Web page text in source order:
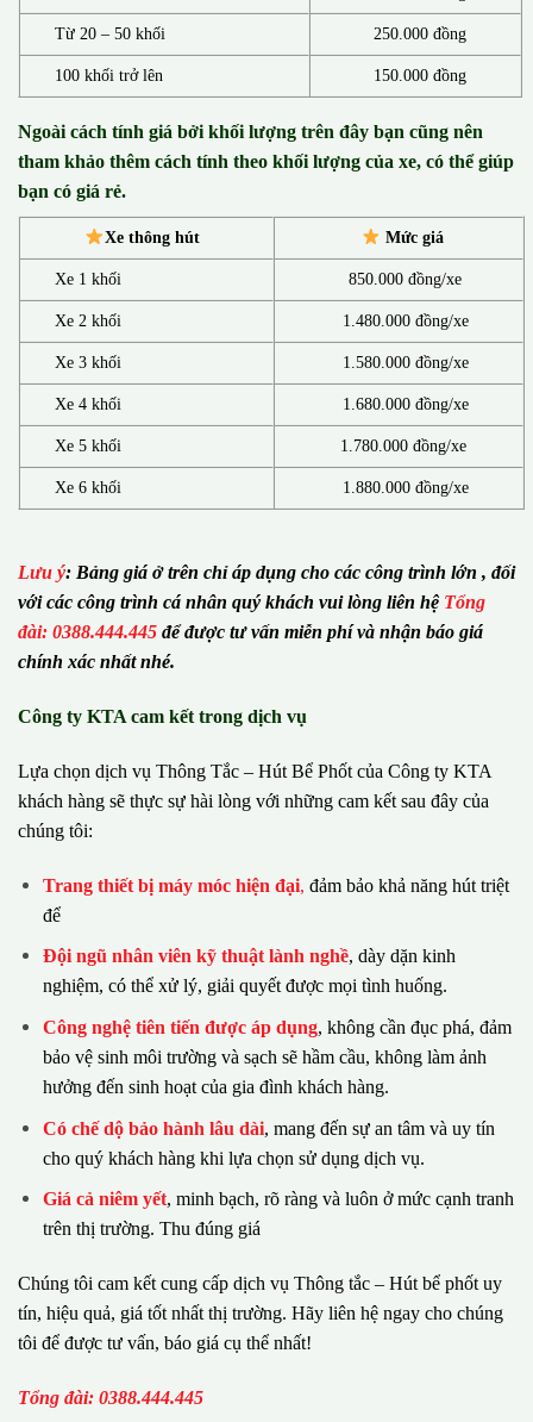
Từ 20 – 50 khối 250.000 đồng
100 khối trở lên 150.000 đồng
Ngoài cách tính giá bởi khối lượng trên đây bạn cũng nên
tham khảo thêm cách tính theo khối lượng của xe, có thể giúp
bạn có giá rẻ.
Xe thông hút Mức giá
Xe 1 khối 850.000 đồng/xe
Xe 2 khối 1.480.000 đồng/xe
Xe 3 khối 1.580.000 đồng/xe
Xe 4 khối 1.680.000 đồng/xe
Xe 5 khối 1.780.000 đồng/xe
Xe 6 khối 1.880.000 đồng/xe
Lưu ý: Bảng giá ở trên chỉ áp dụng cho các công trình lớn , đối
với các công trình cá nhân quý khách vui lòng liên hệ Tổng
đài: 0388.444.445 để được tư vấn miễn phí và nhận báo giá
chính xác nhất nhé.
Công ty KTA cam kết trong dịch vụ
Lựa chọn dịch vụ Thông Tắc – Hút Bể Phốt của Công ty KTA
khách hàng sẽ thực sự hài lòng với những cam kết sau đây của
chúng tôi:
Trang thiết bị máy móc hiện đại, đảm bảo khả năng hút triệt
để
Đội ngũ nhân viên kỹ thuật lành nghề, dày dặn kinh
nghiệm, có thể xử lý, giải quyết được mọi tình huống.
Công nghệ tiên tiến được áp dụng, không cần đục phá, đảm
bảo vệ sinh môi trường và sạch sẽ hầm cầu, không làm ảnh
hưởng đến sinh hoạt của gia đình khách hàng.
Có chế dộ bảo hành lâu dài, mang đến sự an tâm và uy tín
cho quý khách hàng khi lựa chọn sử dụng dịch vụ.
Giá cả niêm yết, minh bạch, rõ ràng và luôn ở mức cạnh tranh
trên thị trường. Thu đúng giá
Chúng tôi cam kết cung cấp dịch vụ Thông tắc – Hút bể phốt uy
tín, hiệu quả, giá tốt nhất thị trường. Hãy liên hệ ngay cho chúng
tôi để được tư vấn, báo giá cụ thể nhất!
Tổng đài: 0388.444.445